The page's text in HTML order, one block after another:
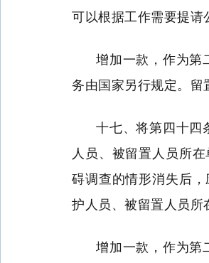
可以根据工作需要提请
增加一款，作为第
务由国家另行规定。留
十七、将第四十四
人员、被留置人员所
碍调查的情形消失后
护人员、被留置人员所
增加一款，作为第